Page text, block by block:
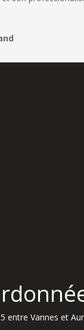
entre Vannes et